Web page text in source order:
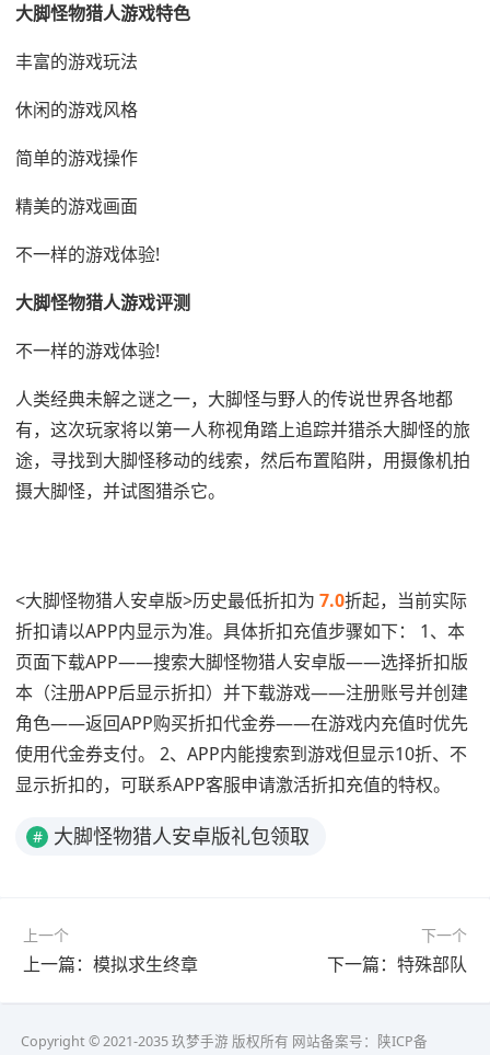
大脚怪物猎人游戏特色
丰富的游戏玩法
休闲的游戏风格
简单的游戏操作
精美的游戏画面
不一样的游戏体验!
大脚怪物猎人游戏评测
不一样的游戏体验!
人类经典未解之谜之一，大脚怪与野人的传说世界各地都
有，这次玩家将以第一人称视角踏上追踪并猎杀大脚怪的旅
途，寻找到大脚怪移动的线索，然后布置陷阱，用摄像机拍
摄大脚怪，并试图猎杀它。
<大脚怪物猎人安卓版>历史最低折扣为 7.0折起，当前实际
折扣请以APP内显示为准。具体折扣充值步骤如下： 1、本
页面下载APP——搜索大脚怪物猎人安卓版——选择折扣版
本（注册APP后显示折扣）并下载游戏——注册账号并创建
角色——返回APP购买折扣代金券——在游戏内充值时优先
使用代金券支付。 2、APP内能搜索到游戏但显示10折、不
显示折扣的，可联系APP客服申请激活折扣充值的特权。
# 大脚怪物猎人安卓版礼包领取
上一个
上一篇：模拟求生终章
下一个
下一篇：特殊部队
Copyright © 2021-2035 玖梦手游 版权所有 网站备案号： 陕ICP备